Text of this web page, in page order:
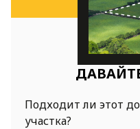
Подходит ли этот
участка?